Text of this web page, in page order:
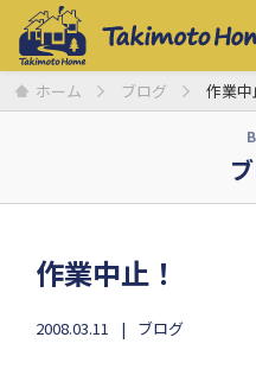
ホーム ブログ 作業中
作業中止！
2008.03.11 ブログ